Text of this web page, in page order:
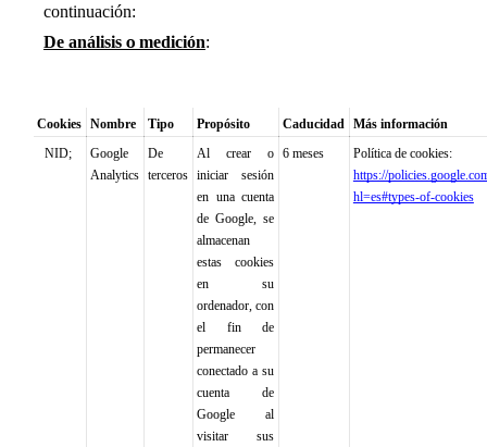
continuación:
De análisis o medición:
Cookies Nombre Tipo Propósito Caducidad Más información
NID;
Google
Analytics
De
terceros
Al crear o
iniciar sesión
en una cuenta
de Google, se
almacenan
estas cookies
en su
ordenador, con
el fin de
permanecer
conectado a su
cuenta de
Google al
visitar sus
6 meses
Política de cookies:
https://
hl=es#types-of-cookies